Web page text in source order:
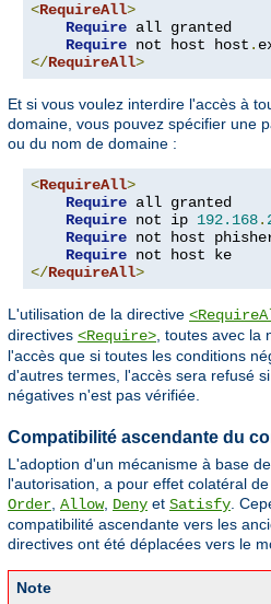
<RequireAll>
Require all granted
Require not host host .
</RequireAll>
Et si vous voulez interdire l'accès à
domaine, vous pouvez spécifier une
ou du nom de domaine :
<RequireAll>
Require all granted
Require not ip 192.168.
Require not host
Require
</RequireAll>
L'utilisation de la directive
directives <Require> , toutes avec la
l'accès que si toutes les conditions
d'autres termes, l'accès sera refusé
négatives n'est pas vérifiée.
Compatibilité ascendante du
L'adoption d'un mécanisme à base
l'autorisation, a pour effet colatéral
Order, Allow, Deny et Satisfy.
compatibilité ascendante vers les
directives ont été déplacées vers le
Note